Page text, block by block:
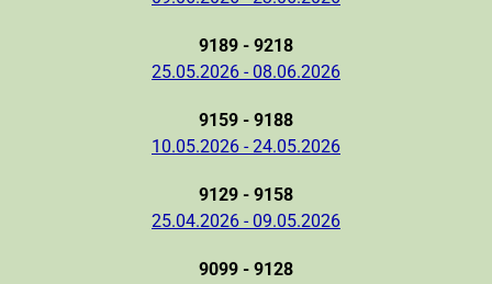
9189 - 9218
25.05.2026 - 08.06.2026
9159 - 9188
10.05.2026 - 24.05.2026
9129 - 9158
25.04.2026 - 09.05.2026
9099 - 9128